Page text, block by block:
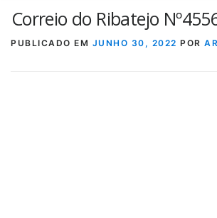
INÍCIO JORNAIS DÉCADAS
Correio do Ribatejo
PUBLICADO EM JUNHO 30, 2022 POR